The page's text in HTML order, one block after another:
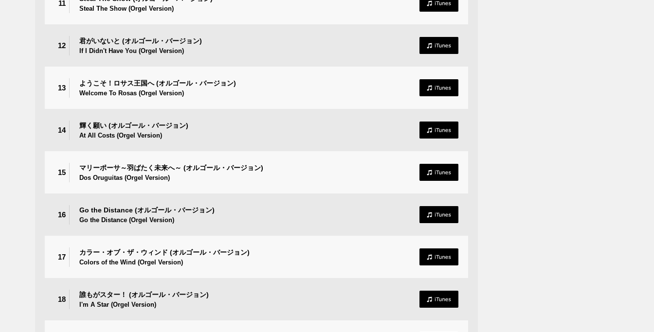
11
Steal The Show (Orgel Version)
12
君がいないと (オルゴール・バージョン)
If I Didn't Have You (Orgel Version)
13
ようこそ！ロサス王国へ (オルゴール・バージョン)
Welcome To Rosas (Orgel Version)
14
輝く願い (オルゴール・バージョン)
At All Costs (Orgel Version)
15
マリーポーサ～羽ばたく未来へ～ (オルゴール・バージョン)
Dos Oruguitas (Orgel Version)
16
Go the Distance (オルゴール・バージョン)
Go the Distance (Orgel Version)
17
カラー・オブ・ザ・ウィンド (オルゴール・バージョン)
Colors of the Wind (Orgel Version)
18
誰もがスター！ (オルゴール・バージョン)
I'm A Star (Orgel Version)